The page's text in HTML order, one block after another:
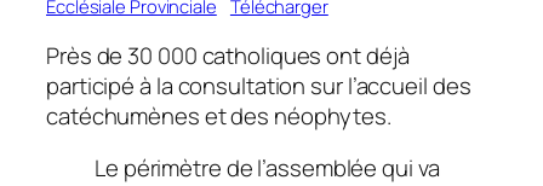
Ecclésiale Provinciale Télécharger
Près de 30 000 catholiques ont déjà
participé à la consultation sur l’accueil des
catéchumènes et des néophytes.
Le périmètre de l’assemblée qui va